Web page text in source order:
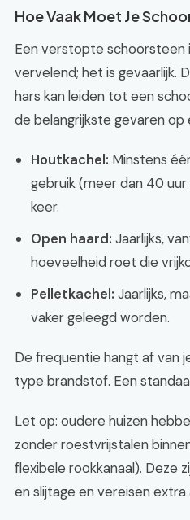
Hoe Vaak Moet Je
Een verstopte schoorsteen
vervelend; het is gevaarlijk.
hars kan leiden tot een
de belangrijkste gevaren op
Houtkachel: Minstens
gebruik (meer dan 40
keer.
Open haard: Jaarlijks,
hoeveelheid roet die
Pelletkachel: Jaarlijks,
vaker geleegd worden.
De frequentie hangt af van
type brandstof. Een
Let op: oudere huizen
zonder roestvrijstalen
flexibele rookkanaal). Deze
en slijtage en vereisen extra